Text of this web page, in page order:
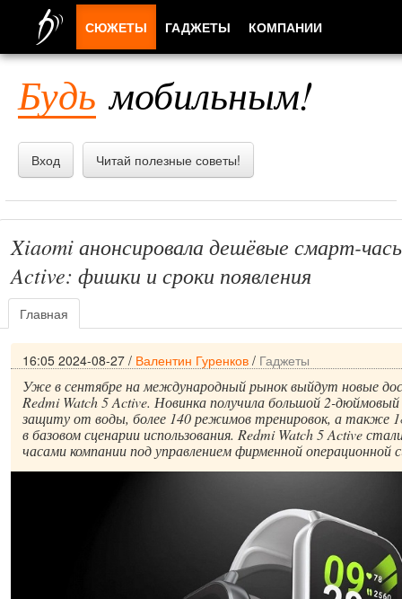
Будь мобильным!
Вход Читай полезные советы!
Xiaomi анонсировала дешёвые смарт-
Active: фишки и сроки появления
Главная
16:05 2024-08-27 / Валентин Гуренков / Гаджеты
Уже в сентябре на международный рынок выйдут новые
Redmi Watch 5 Active. Новинка получила большой 2-
защиту от воды, более 140 режимов тренировок, а также
в базовом сценарии использования. Redmi Watch 5 Active
часами компании под управлением фирменной операционной
СЮЖЕТЫ ГАДЖЕТЫ КОМПАНИИ
ПРИЛОЖЕНИЯ